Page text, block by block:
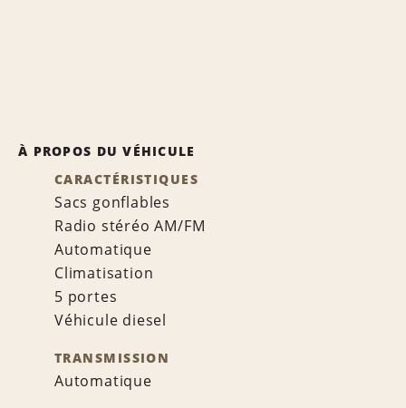
À PROPOS DU VÉHICULE
CARACTÉRISTIQUES
Sacs gonflables
Radio stéréo AM/FM
Automatique
Climatisation
5 portes
Véhicule diesel
TRANSMISSION
Automatique